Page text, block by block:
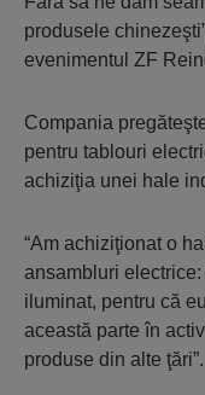
produsele
evenimentul ZF
Compania
pentru tablouri
achiziţia unei hale
“Am achiziţionat o
ansambluri
iluminat, pentru că
această parte în
produse din alte ţări”.